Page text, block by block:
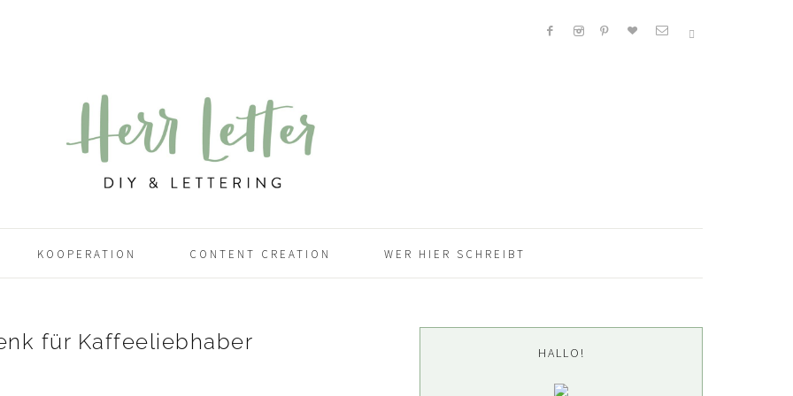
KOOPERATION CONTENT CREATION WER HIER SCHREIBT
für Kaffeeliebhaber Seitenspalte
HALLO!